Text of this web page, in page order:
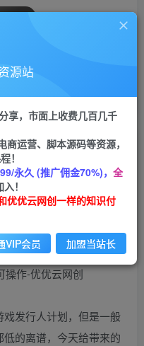
源
暂无购买权限，请先开通会员
全新变现，一天
机可操作
关注 私信
发行人计划，但是一般
的离谱，今天给带来的
源站
享，市面上收费几百几千
运营、脚本源码等资源，
！
永久 (推广佣金70%)， 全
！
优优云网创一样的知识付
VIP会员 加盟当站长